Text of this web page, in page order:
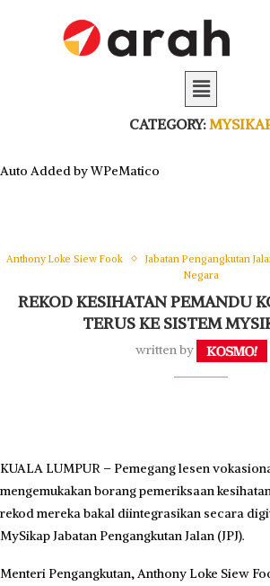
CATEGORY:
Auto Added by WPeMatico
Anthony Loke Siew Fook Jabatan Pengangkutan
Negara
REKOD KESIHATAN PEMANDU
TERUS KE SISTEM
written by
KUALA LUMPUR – Pemegang lesen
mengemukakan borang pemeriksaan
rekod mereka bakal diintegrasikan secara
MySikap Jabatan Pengangkutan Jalan (JPJ).
Menteri Pengangkutan, Anthony Loke Siew